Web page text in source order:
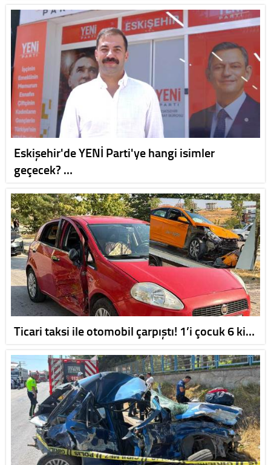
Eskişehir'de YENİ Parti'ye hangi isimler
geçecek? …
Ticari taksi ile otomobil çarpıştı! 1’i çocuk 6 ki…